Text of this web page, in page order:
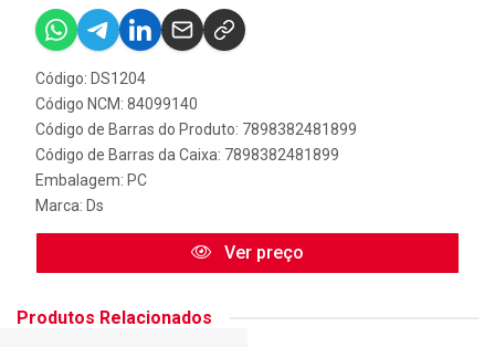
Código: DS1204
Código NCM: 84099140
Código de Barras do Produto: 7898382481899
Código de Barras da Caixa: 7898382481899
Embalagem: PC
Marca: Ds
Ver preço
Produtos Relacionados